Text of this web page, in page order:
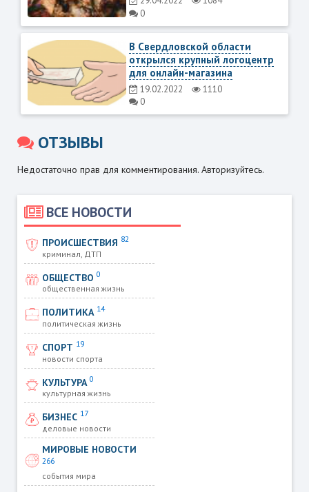
ВСЕ НОВОСТИ
ПРОИСШЕСТВИЯ 82
криминал, ДТП
ОБЩЕСТВО0
общественная жизнь
ПОЛИТИКА 14
политическая жизнь
СПОРТ 19
новости спорта
КУЛЬТУРА0
культурная жизнь
БИЗНЕС 17
деловые новости
МИРОВЫЕ НОВОСТИ
266
события мира
0
В Свердловской области
открылся крупный логоцентр
для онлайн-магазина
19.02.2022
1110
0
ОТЗЫВЫ
Недостаточно прав для комментирования. Авторизуйтесь.